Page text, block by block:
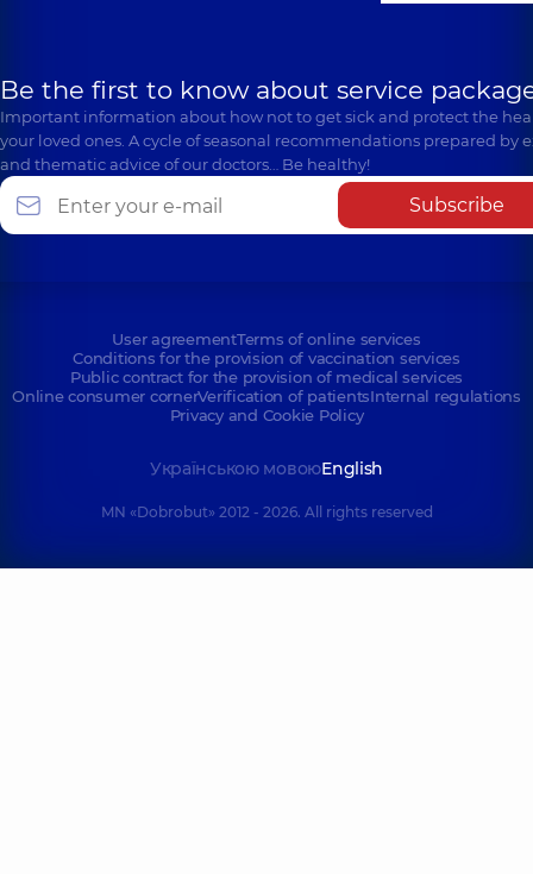
Be the first to know about service
Important information about how not to get sick and protect the
your loved ones. A cycle of seasonal recommendations prepared by
and thematic advice of our doctors… Be healthy!
Subscribe
User agreementTerms of online services
Conditions for the provision of vaccination services
Public contract for the provision of medical services
Online consumer cornerVerification of patientsInternal regulations
Privacy and Cookie Policy
Українською мовоюEnglish
MN «Dobrobut» 2012 - 2026. All rights reserved